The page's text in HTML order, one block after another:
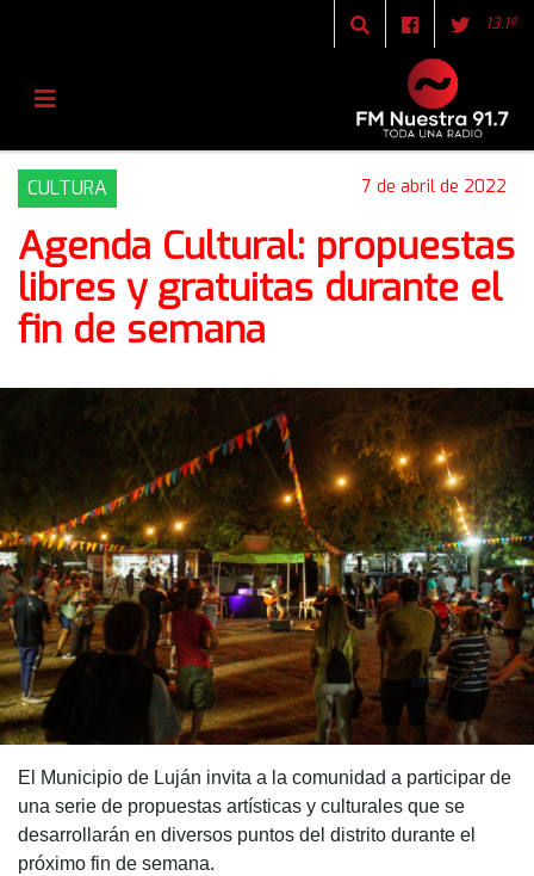
13.1º
CULTURA 7 de abril de 2022
Agenda Cultural: propuestas
libres y gratuitas durante el
fin de semana
El Municipio de Luján invita a la comunidad a participar de
una serie de propuestas artísticas y culturales que se
desarrollarán en diversos puntos del distrito durante el
próximo fin de semana.